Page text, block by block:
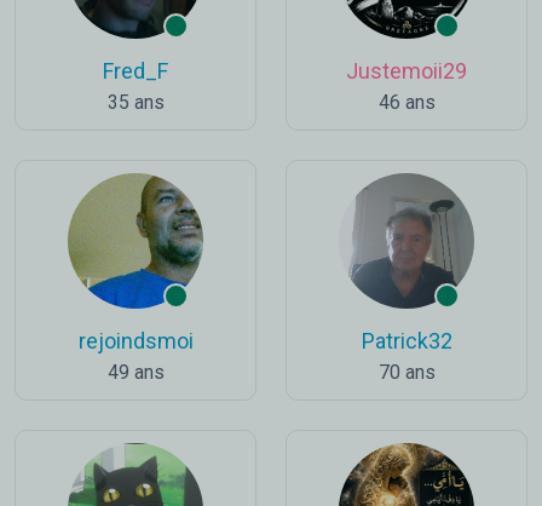
Fred_F
35 ans
Justemoii29
46 ans
rejoindsmoi
49 ans
Patrick32
70 ans